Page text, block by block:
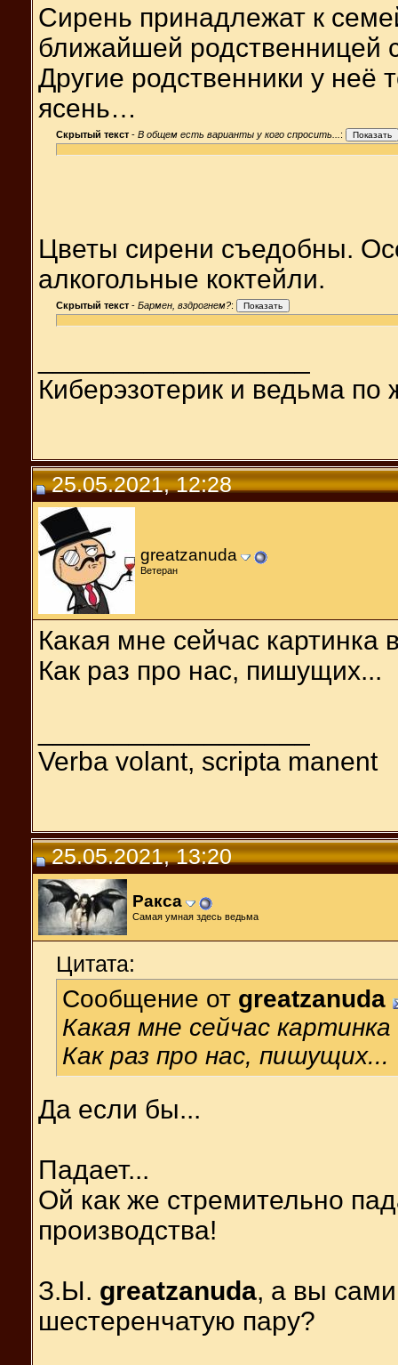
Сирень принадлежат к
ближайшей родственницей
Другие родственники у
ясень…
Скрытый текст - В общем есть варианты у кого спросить... :
Цветы сирени съедобны.
алкогольные коктейли.
Скрытый текст - Бармен, вздрогнем?:
Киберэзотерик и ведьма по
25.05.2021, 12:28
greatzanuda
Ветеран
Какая мне сейчас картинка
Как раз про нас, пишущих...
Verba volant, scripta manent
25.05.2021, 13:20
Ракса
Самая умная здесь ведьма
Цитата:
Сообщение от greatzanuda
Какая мне сейчас
Как раз про нас, пишущих...
Да если бы...
Падает...
Ой как же стремительно
производства!
З.Ы. greatzanuda, а вы сами
шестеренчатую пару?